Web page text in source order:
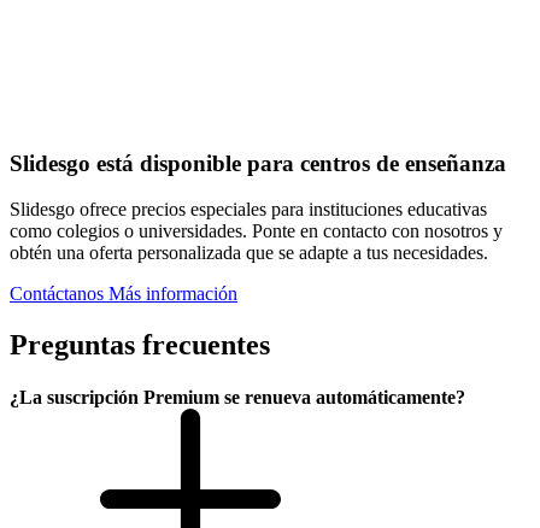
Slidesgo está disponible para centros de enseñanza
Slidesgo ofrece precios especiales para instituciones educativas
como colegios o universidades. Ponte en contacto con nosotros y
obtén una oferta personalizada que se adapte a tus necesidades.
Contáctanos Más información
Preguntas frecuentes
¿La suscripción Premium se renueva automáticamente?